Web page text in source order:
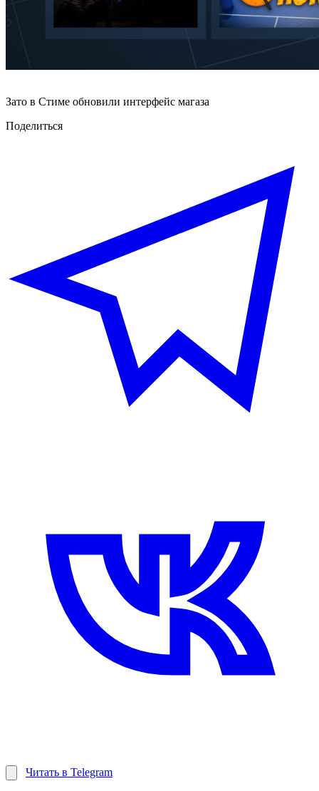
Зато в Стиме обновили интерфейс магаза
Поделиться
Читать в Telegram